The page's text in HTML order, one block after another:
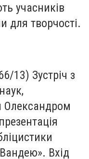
учасників
для творчості.
13) Зустріч з
Олександром
Вхід